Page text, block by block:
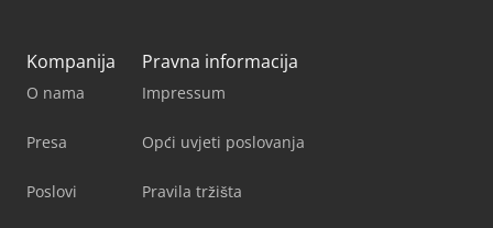
Kompanija
O nama
Presa
Poslovi
Pravna informacija
Impressum
Opći uvjeti poslovanja
Pravila tržišta